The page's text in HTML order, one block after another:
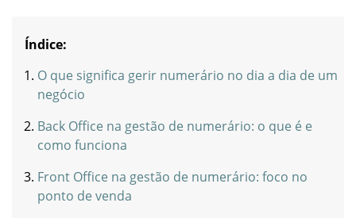
Índice:
O que significa gerir numerário no dia a dia de um
negócio
Back Office na gestão de numerário: o que é e
como funciona
Front Office na gestão de numerário: foco no
ponto de venda